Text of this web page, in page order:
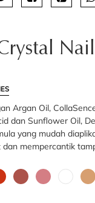
Argan Oil,
dan Sunflower Oil,
yang mudah
mempercantik